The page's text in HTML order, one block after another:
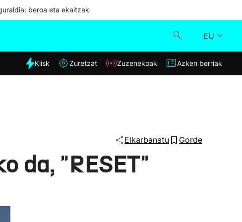
beroa eta ekaitzak
EU
Klisk
Klisk Zuretzat Zuzenekoak Azken berriak
Elkarbanatu Gorde
da, "RESET"